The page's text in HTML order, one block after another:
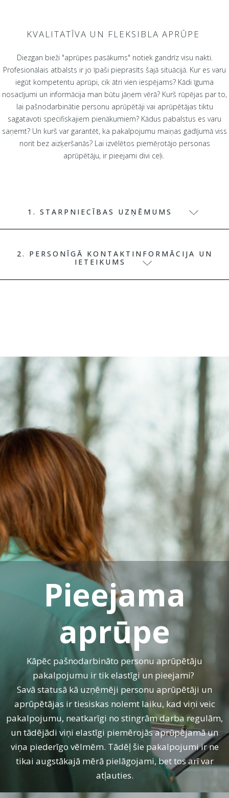
KVALITATĪVA UN FLEKSIBLA APRŪPE
Diezgan bieži "aprūpes pasākums" notiek gandrīz visu nakti.
Profesionālais atbalsts ir jo īpaši pieprasīts šajā situācijā. Kur es varu
iegūt kompetentu aprūpi, cik ātri vien iespējams? Kādi īguma
nosacījumi un informācija man būtu jāņem vērā? Kurš rūpējas par to,
lai pašnodarbinātie personu aprūpētāji vai aprūpētājas tiktu
sagatavoti specifiskajiem pienākumiem? Kādus pabalstus es varu
saņemt? Un kurš var garantēt, ka pakalpojumu maiņas gadījumā viss
norit bez aizķeršanās? Lai izvēlētos piemēŗotājo personas
aprūpētāju, ir pieejami divi ceļi.
1. STARPNIECĪBAS UZŅĒMUMS
2. PERSONĪGĀ KONTAKTINFORMĀCIJA UN
IETEIKUMS
Pieejama
aprūpe
Kāpēc pašnodarbināto personu aprūpētāju
pakalpojumu ir tik elastīgi un pieejami?
Savā statusā kā uzņēmēji personu aprūpētāji un
aprūpētājas ir tiesiskas nolemt laiku, kad viņi veic
pakalpojumu, neatkarīgi no stingrām darba regulām,
un tādējādi viņi elastīgi piemērojās aprūpējamā un
viņa piederīgo vēlmēm. Tādēļ šie pakalpojumi ir ne
tikai augstākajā mērā pielāgojami, bet tos arī var
atļauties.